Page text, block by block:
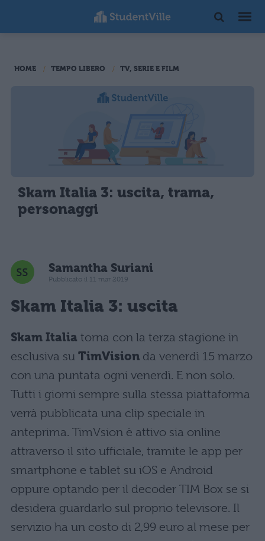
HOME TEMPO LIBERO TV, SERIE E FILM
Skam Italia 3: uscita, trama,
personaggi
Samantha Suriani
Pubblicato il 11 mar 2019
Skam Italia 3: uscita
Skam Italia torna con la terza stagione in
esclusiva su TimVision da venerdì 15 marzo
con una puntata ogni venerdì. E non solo.
Tutti i giorni sempre sulla stessa piattaforma
verrà pubblicata una clip speciale in
anteprima. TimVsion è attivo sia online
attraverso il sito ufficiale, tramite le app per
smartphone e tablet su iOS e Android
oppure optando per il decoder TIM Box se si
desidera guardarlo sul proprio televisore. Il
servizio ha un costo di 2,99 euro al mese per